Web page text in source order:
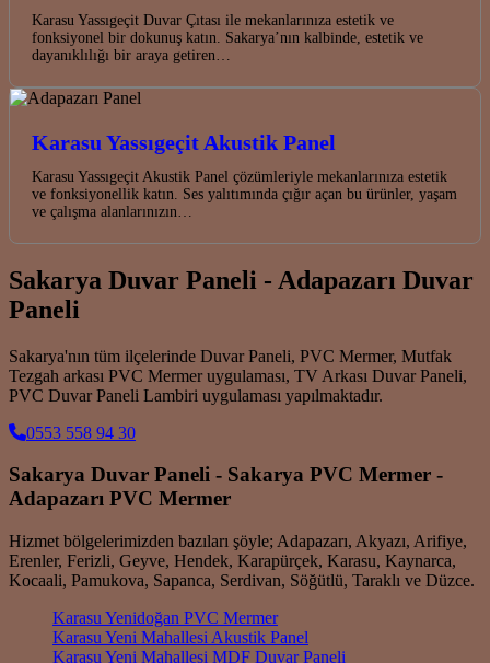
Karasu Yassıgeçit Duvar Çıtası ile mekanlarınıza estetik ve
fonksiyonel bir dokunuş katın. Sakarya’nın kalbinde, estetik ve
dayanıklılığı bir araya getiren…
Karasu Yassıgeçit Akustik Panel
Karasu Yassıgeçit Akustik Panel çözümleriyle mekanlarınıza estetik
ve fonksiyonellik katın. Ses yalıtımında çığır açan bu ürünler, yaşam
ve çalışma alanlarınızın…
Sakarya Duvar Paneli - Adapazarı Duvar
Paneli
Sakarya'nın tüm ilçelerinde Duvar Paneli, PVC Mermer, Mutfak
Tezgah arkası PVC Mermer uygulaması, TV Arkası Duvar Paneli,
PVC Duvar Paneli Lambiri uygulaması yapılmaktadır.
0553 558 94 30
Sakarya Duvar Paneli - Sakarya PVC Mermer -
Adapazarı PVC Mermer
Hizmet bölgelerimizden bazıları şöyle; Adapazarı, Akyazı, Arifiye,
Erenler, Ferizli, Geyve, Hendek, Karapürçek, Karasu, Kaynarca,
Kocaali, Pamukova, Sapanca, Serdivan, Söğütlü, Taraklı ve Düzce.
Karasu Yenidoğan PVC Mermer
Karasu Yeni Mahallesi Akustik Panel
Karasu Yeni Mahallesi MDF Duvar Paneli